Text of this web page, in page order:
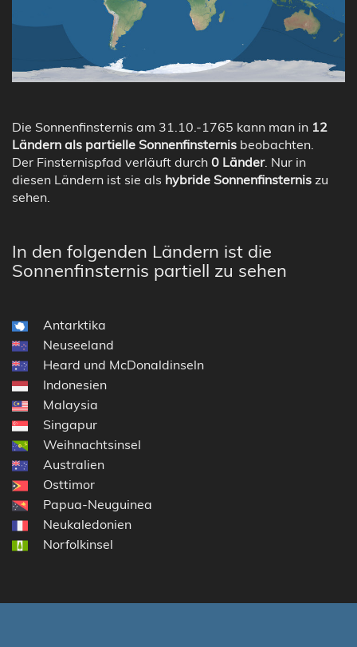
Die Sonnenfinsternis am 31.10.-1765 kann man in 12
Ländern als partielle Sonnenfinsternis beobachten.
Der Finsternispfad verläuft durch 0 Länder. Nur in
diesen Ländern ist sie als hybride Sonnenfinsternis zu
sehen.
In den folgenden Ländern ist die
Sonnenfinsternis partiell zu sehen
Antarktika
Neuseeland
Heard und McDonaldinseln
Indonesien
Malaysia
Singapur
Weihnachtsinsel
Australien
Osttimor
Papua-Neuguinea
Neukaledonien
Norfolkinsel